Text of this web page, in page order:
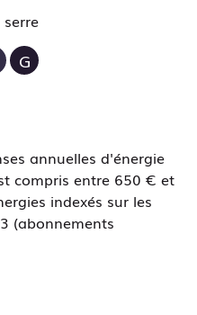
G
annuelles d'énergie
compris entre 650 € et
indexés sur les
(abonnements